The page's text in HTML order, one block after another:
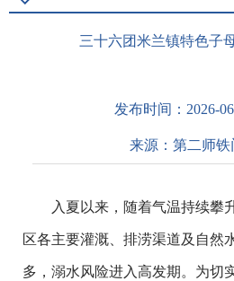
三十六团米兰镇特色子
发布时间： 2026-
来源： 第二师铁
入夏以来，随着气温持续攀
区各主要灌溉、排涝渠道及自然
多，溺水风险进入高发期。为切